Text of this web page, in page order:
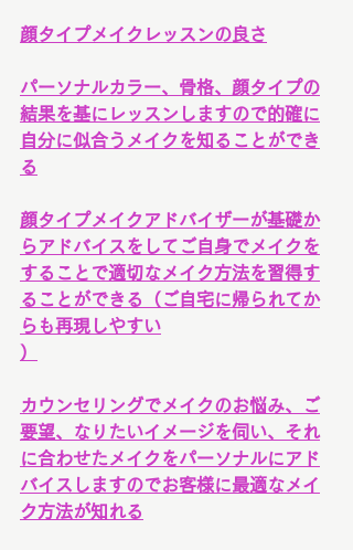
顔タイプメイクレッスンの良さ
パーソナルカラー、骨格、顔タイプの
結果を基にレッスンしますので的確に
自分に似合うメイクを知ることができ
る
顔タイプメイクアドバイザーが基礎か
らアドバイスをしてご自身でメイクを
することで適切なメイク方法を習得す
ることができる（ご自宅に帰られてか
らも再現しやすい
）
カウンセリングでメイクのお悩み、ご
要望、なりたいイメージを伺い、それ
に合わせたメイクをパーソナルにアド
バイスしますのでお客様に最適なメイ
ク方法が知れる